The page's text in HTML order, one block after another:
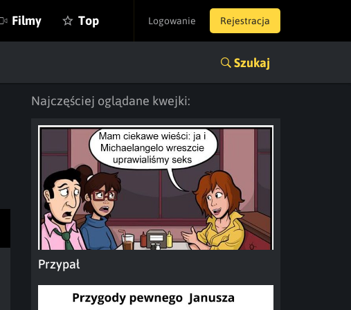
Logowanie Rejestracja
Filmy Top
Szukaj
Najczęściej oglądane kwejki:
Przypał